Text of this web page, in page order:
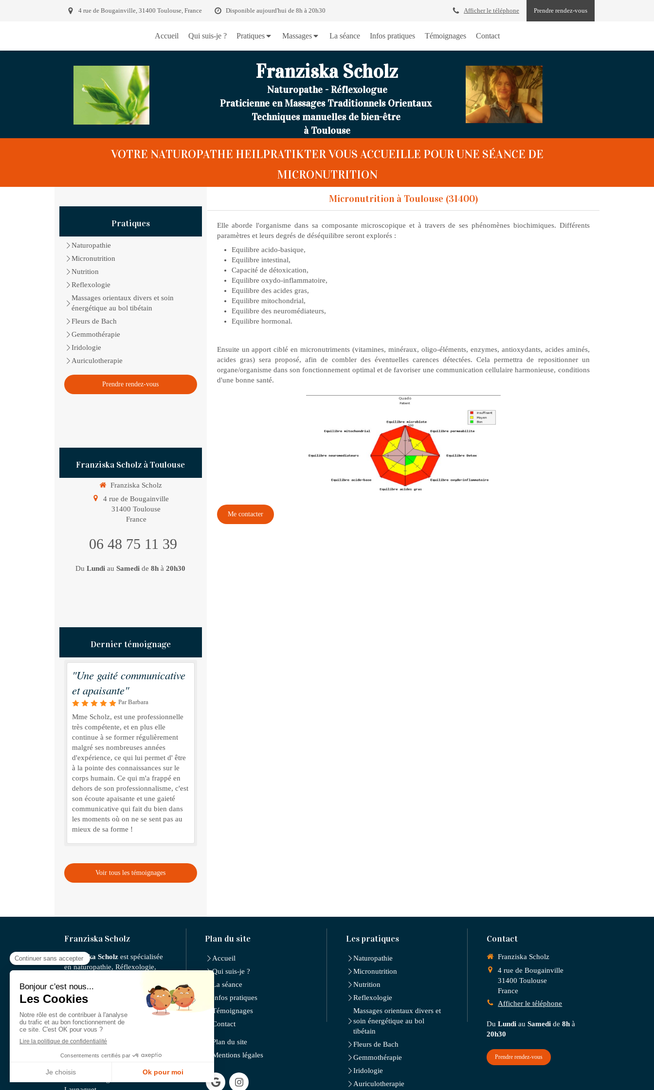
4 rue de Bougainville, 31400 Toulouse, France Disponible aujourd'hui de 8h à 20h30 Prendre rendez-vous
Afficher le téléphone
Accueil Qui suis-je ? Pratiques Massages La séance Infos pratiques Témoignages Contact
Franziska Scholz
Naturopathe - Réflexologue
Praticienne en Massages Traditionnels Orientaux
Techniques manuelles de bien-être
à Toulouse
VOTRE NATUROPATHE HEILPRATIKTER VOUS ACCUEILLE POUR UNE SÉANCE DE
MICRONUTRITION
Micronutrition à Toulouse (31400)
Elle aborde l'organisme dans sa composante microscopique et à travers de ses phénomènes biochimiques. Différents
paramètres et leurs degrés de déséquilibre seront explorés :
Equilibre acido-basique,
Equilibre intestinal,
Capacité de détoxication,
Equilibre oxydo-inflammatoire,
Equilibre des acides gras,
Equilibre mitochondrial,
Equilibre des neuromédiateurs,
Equilibre hormonal.
Ensuite un apport ciblé en micronutriments (vitamines, minéraux, oligo-éléments, enzymes, antioxydants, acides aminés,
acides gras) sera proposé, afin de combler des éventuelles carences détectées. Cela permettra de repositionner un
organe/organisme dans son fonctionnement optimal et de favoriser une communication cellulaire harmonieuse, conditions
d'une bonne santé.
Me contacter
Pratiques
Naturopathie
Micronutrition
Nutrition
Reflexologie
Massages orientaux divers et soin
énergétique au bol tibétain
Fleurs de Bach
Gemmothérapie
Iridologie
Auriculotherapie
Prendre rendez-vous
Franziska Scholz à Toulouse
Franziska Scholz
4 rue de Bougainville
31400 Toulouse
France
06 48 75 11 39
DuLundi auSamedi de8h à20h30
Dernier témoignage
"Une gaité communicative
et apaisante"
Par Barbara
Mme Scholz, est une professionnelle
très compétente, et en plus elle
continue à se former régulièrement
malgré ses nombreuses années
d'expérience, ce qui lui permet d' être
à la pointe des connaissances sur le
corps humain. Ce qui m'a frappé en
dehors de son professionnalisme, c'est
son écoute apaisante et une gaieté
communicative qui fait du bien dans
les moments où on ne se sent pas au
mieux de sa forme !
Voir tous les témoignages
Franziska Scholz
Franziska Scholz est spécialisée
en naturopathie, Réflexologie,
iridologie, l'Auriculothérapie,
fleurs de Bach, phytothérapie,
Cabinet facilement accessible
depuis Blagnac, Balma,
Ramonville-Saint-Agne,
Aucamville, Quint-Fonsegrives,
L'Union, Beauzelle, Saint-Jean
Plan du site
Accueil
Qui suis-je ?
La séance
Infos pratiques
Témoignages
Contact
Plan du site
Mentions légales
Les pratiques
Naturopathie
Micronutrition
Nutrition
Reflexologie
Massages orientaux divers et
soin énergétique au bol
tibétain
Fleurs de Bach
Gemmothérapie
Iridologie
Auriculotherapie
Contact
Franziska Scholz
4 rue de Bougainville
31400 Toulouse
France
Afficher le téléphone
DuLundi auSamedi de8h à
20h30
Prendre rendez-vous